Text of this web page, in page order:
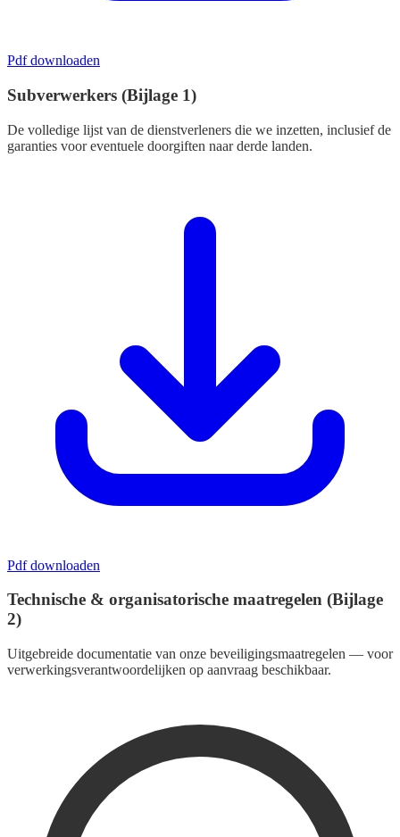
Pdf downloaden
Subverwerkers (Bijlage 1)
De volledige lijst van de dienstverleners die we inzetten, inclusief de
garanties voor eventuele doorgiften naar derde landen.
Pdf downloaden
Technische & organisatorische maatregelen (Bijlage
2)
Uitgebreide documentatie van onze beveiligingsmaatregelen — voor
verwerkingsverantwoordelijken op aanvraag beschikbaar.